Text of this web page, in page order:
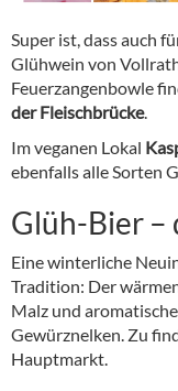
Super ist, dass auch
Glühwein von
Feuerzangenbowle
der Fleischbrücke.
Im veganen Lokal
ebenfalls alle Sorten
Glüh-Bier
Eine winterliche
Tradition: Der
Malz und
Gewürznelken. Zu
Hauptmarkt.